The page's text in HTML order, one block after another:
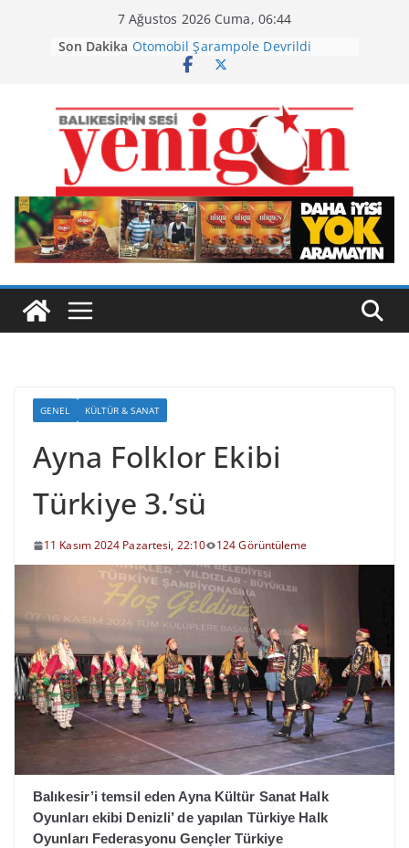
7 Ağustos 2026 Cuma, 06:44
Son Dakika Otomobil Şarampole Devrildi
Büyükşehir’den Kepsut’a Yatırım
Burhaniye’de Ot Yangını
Havran Siyah İncirinde Hasat
Başladı
GENEL KÜLTÜR & SANAT
Ayna Folklor Ekibi
Türkiye 3.’sü
11 Kasım 2024 Pazartesi, 22:10 124 Görüntüleme
Balıkesir’i temsil eden Ayna Kültür Sanat Halk
Oyunları ekibi Denizli’ de yapılan Türkiye Halk
Oyunları Federasyonu Gençler Türkiye